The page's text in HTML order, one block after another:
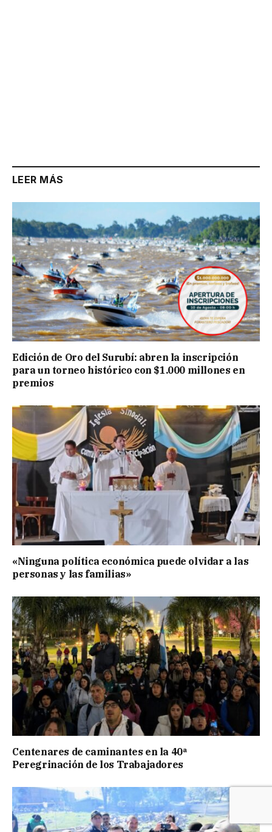
LEER MÁS
Edición de Oro del Surubí: abren la inscripción
para un torneo histórico con $1.000 millones en
premios
«Ninguna política económica puede olvidar a las
personas y las familias»
Centenares de caminantes en la 40ª
Peregrinación de los Trabajadores